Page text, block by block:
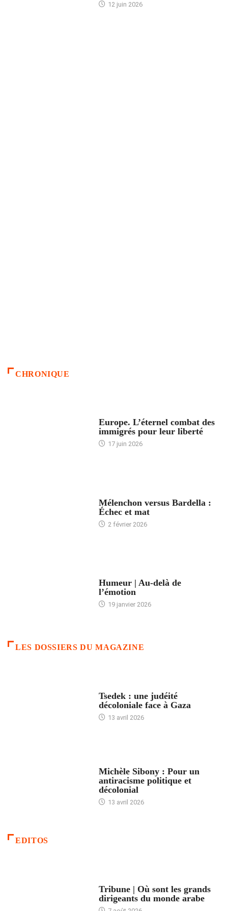
12 juin 2026
CHRONIQUE
Europe. L’éternel combat des
immigrés pour leur liberté
17 juin 2026
Mélenchon versus Bardella :
Échec et mat
2 février 2026
Humeur | Au-delà de
l’émotion
19 janvier 2026
LES DOSSIERS DU MAGAZINE
Tsedek : une judéité
décoloniale face à Gaza
13 avril 2026
Michèle Sibony : Pour un
antiracisme politique et
décolonial
13 avril 2026
EDITOS
Tribune | Où sont les grands
dirigeants du monde arabe